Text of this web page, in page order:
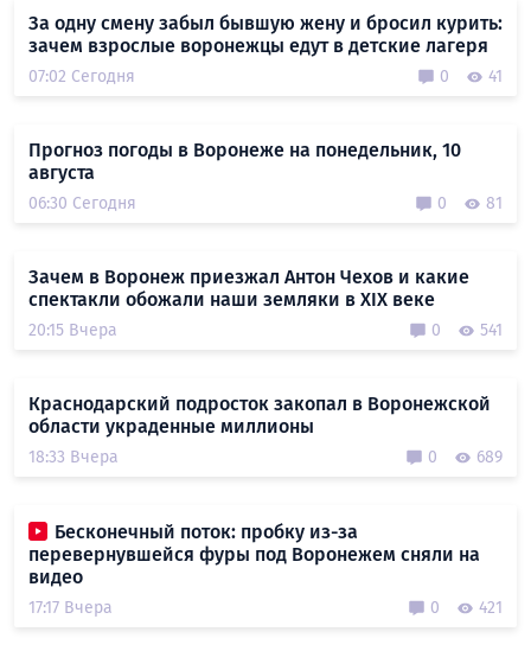
За одну смену забыл бывшую жену и бросил курить:
зачем взрослые воронежцы едут в детские лагеря
07:02 Сегодня 0 41
Прогноз погоды в Воронеже на понедельник, 10
августа
06:30 Сегодня 0 81
Зачем в Воронеж приезжал Антон Чехов и какие
спектакли обожали наши земляки в XIX веке
20:15 Вчера 0 541
Краснодарский подросток закопал в Воронежской
области украденные миллионы
18:33 Вчера 0 689
Бесконечный поток: пробку из-за
перевернувшейся фуры под Воронежем сняли на
видео
17:17 Вчера 0 421